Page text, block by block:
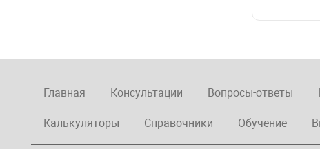
Главная Консультации Вопросы-ответы
Калькуляторы Справочники Обучение